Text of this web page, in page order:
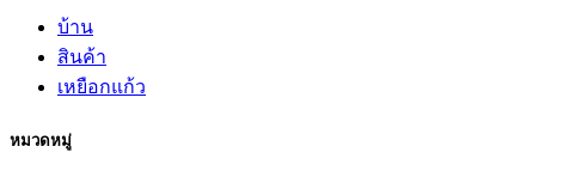
บ้าน
สินค้า
เหยือกแก้ว
หมวดหมู่